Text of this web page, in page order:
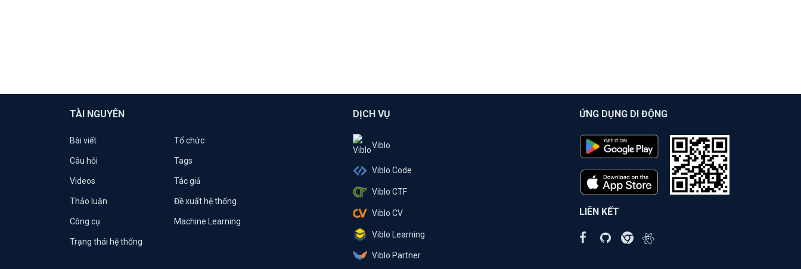
TÀI NGUYÊN
Bài viết Tổ chức
Câu hỏi Tags
Videos Tác giả
Thảo luận Đề xuất hệ thống
Công cụ Machine Learning
Trạng thái hệ thống
DỊCH VỤ
Viblo
Viblo Code
Viblo CTF
Viblo CV
Viblo Learning
Viblo Partner
ỨNG DỤNG DI ĐỘNG
LIÊN KẾT